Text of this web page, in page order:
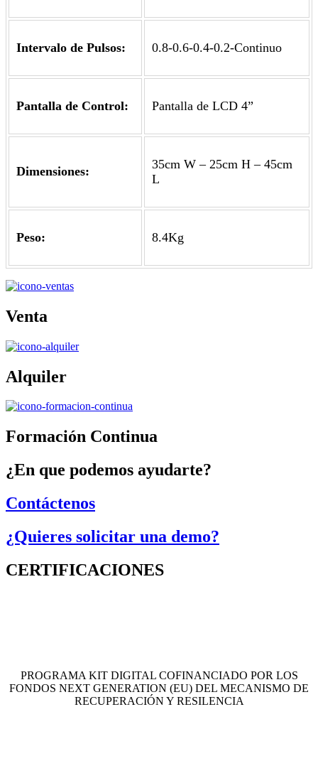
Intervalo de Pulsos: 0.8-0.6-0.4-0.2-Continuo
Pantalla de Control: Pantalla de LCD 4”
Dimensiones:
35cm W – 25cm H – 45cm
L
Peso: 8.4Kg
Venta
Alquiler
Formación Continua
¿En que podemos ayudarte?
Contáctenos
¿Quieres solicitar una demo?
CERTIFICACIONES
PROGRAMA KIT DIGITAL COFINANCIADO POR LOS
FONDOS NEXT GENERATION (EU) DEL MECANISMO DE
RECUPERACIÓN Y RESILENCIA